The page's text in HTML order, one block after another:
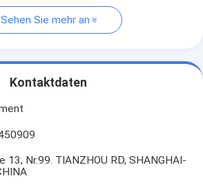
Sehen Sie mehr an
Kontaktdaten
13, Nr.99. TIANZHOU RD, SHANGHAI-